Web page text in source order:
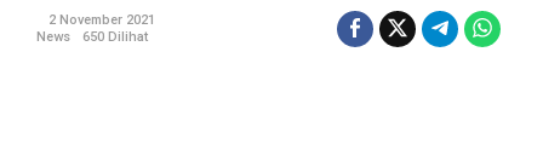
2 November 2021
News
650 Dilihat